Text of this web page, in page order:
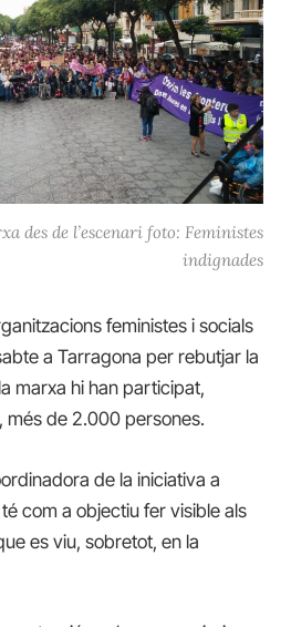
des de l’escenari foto: Feministes
indignades
feministes i socials
a Tarragona per rebutjar la
marxa hi han participat,
més de 2.000 persones.
de la iniciativa a
com a objectiu fer visible als
es viu, sobretot, en la